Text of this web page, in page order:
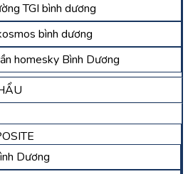
TGI bình dương
bình dương
homesky Bình Dương
Dương